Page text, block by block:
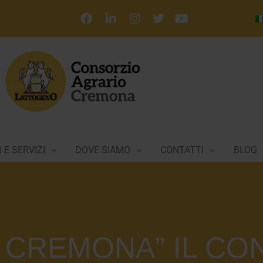
E SERVIZI DOVE SIAMO CONTATTI BLOG
IL